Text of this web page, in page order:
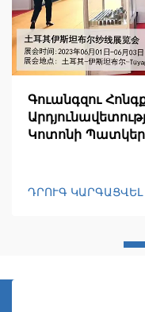
Գուանգզու
Կոտոնի
ԴՐՈՒԳ ԿԱՐԳԱՑՎԵԼ